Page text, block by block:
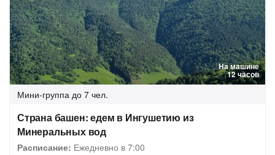
На машине
12 часов
Мини-группа до 7 чел.
Страна башен: едем в Ингушетию из
Минеральных вод
Расписание: Ежедневно в 7:00